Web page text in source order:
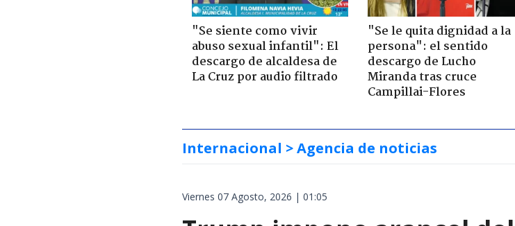
"Se siente como vivir
abuso sexual infantil": El
descargo de alcaldesa de
La Cruz por audio filtrado
"Se le quita dignidad a la
persona": el sentido
descargo de Lucho
Miranda tras cruce
Campillai-Flores
Internacional > Agencia de noticias
Viernes 07 Agosto, 2026 | 01:05